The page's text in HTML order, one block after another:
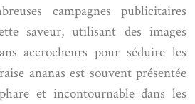
campagnes publicitaires
saveur, utilisant des images
accrocheurs pour séduire les
ananas est souvent présentée
et incontournable dans les